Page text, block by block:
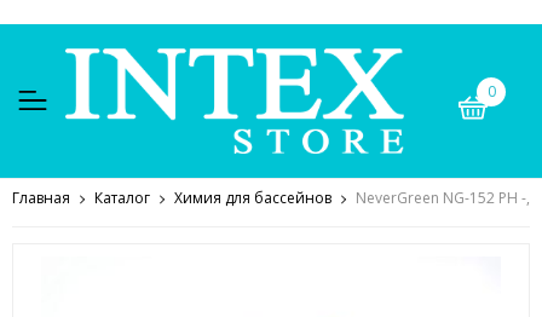
0
Главная Каталог Химия для бассейнов NeverGreen NG-152 PH -